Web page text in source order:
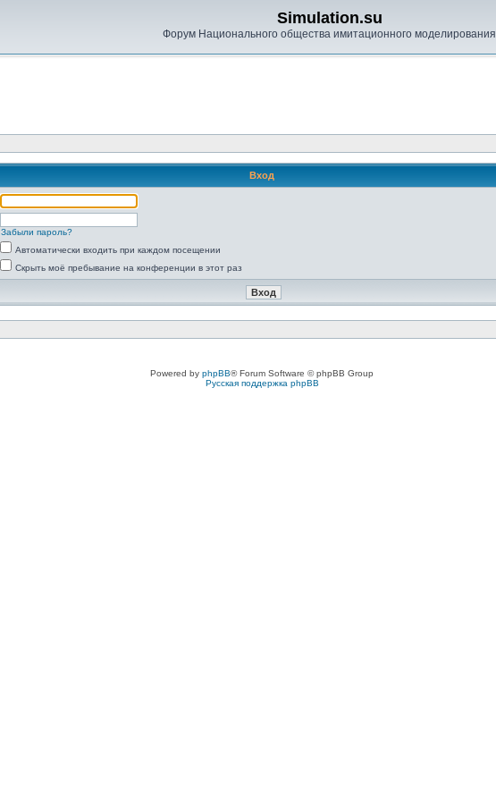
Simulation.su
Форум Национального общества имитационного моделирования
Вход
Забыли пароль?
Автоматически входить при каждом посещении
Скрыть моё пребывание на конференции в этот раз
Powered by phpBB® Forum Software © phpBB Group
Русская поддержка phpBB